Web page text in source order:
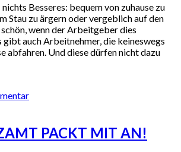
Besseres: bequem von zuhause zu
Stau zu ärgern oder vergeblich auf den
wenn der Arbeitgeber dies
auch Arbeitnehmer, die keineswegs
abfahren. Und diese dürfen nicht dazu
PACKT MIT AN!